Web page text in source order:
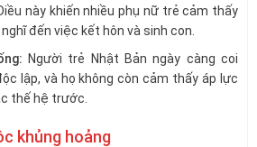
này khiến nhiều phụ nữ trẻ cảm thấy
đến việc kết hôn và sinh con.
Người trẻ Nhật Bản ngày càng coi
lập, và họ không còn cảm thấy áp lực
thế hệ trước.
khủng hoảng